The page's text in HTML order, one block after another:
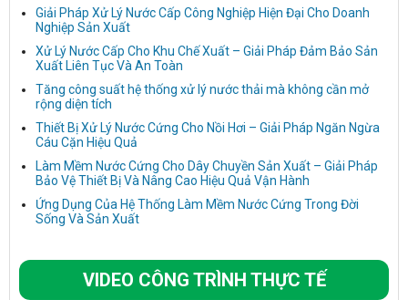
Giải Pháp Xử Lý Nước Cấp Công Nghiệp Hiện Đại Cho Doanh
Nghiệp Sản Xuất
Xử Lý Nước Cấp Cho Khu Chế Xuất – Giải Pháp Đảm Bảo Sản
Xuất Liên Tục Và An Toàn
Tăng công suất hệ thống xử lý nước thải mà không cần mở
rộng diện tích
Thiết Bị Xử Lý Nước Cứng Cho Nồi Hơi – Giải Pháp Ngăn Ngừa
Cáu Cặn Hiệu Quả
Làm Mềm Nước Cứng Cho Dây Chuyền Sản Xuất – Giải Pháp
Bảo Vệ Thiết Bị Và Nâng Cao Hiệu Quả Vận Hành
Ứng Dụng Của Hệ Thống Làm Mềm Nước Cứng Trong Đời
Sống Và Sản Xuất
VIDEO CÔNG TRÌNH THỰC TẾ